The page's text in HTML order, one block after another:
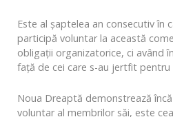
Este al șaptelea an consecutiv în
participă voluntar la această
obligații organizatorice, ci având
față de cei care s-au jertfit pentru
Noua Dreaptă demonstrează
voluntar al membrilor săi, este